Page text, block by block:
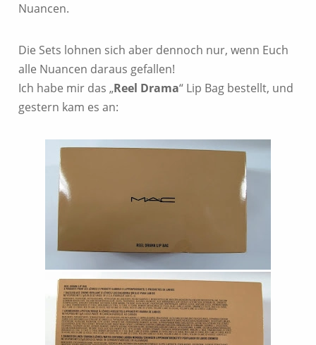
Nuancen.
Die Sets lohnen sich aber dennoch nur, wenn Euch
alle Nuancen daraus gefallen!
Ich habe mir das „Reel Drama“ Lip Bag bestellt, und
gestern kam es an: